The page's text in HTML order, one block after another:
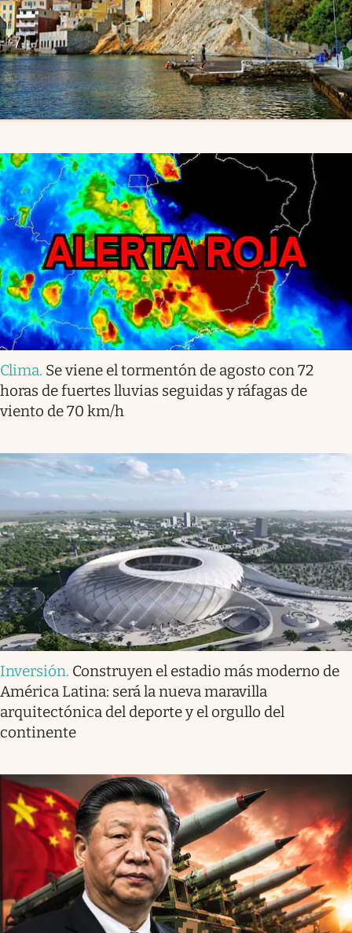
Clima. Se viene el tormentón de agosto con 72
horas de fuertes lluvias seguidas y ráfagas de
viento de 70 km/h
Inversión. Construyen el estadio más moderno de
América Latina: será la nueva maravilla
arquitectónica del deporte y el orgullo del
continente